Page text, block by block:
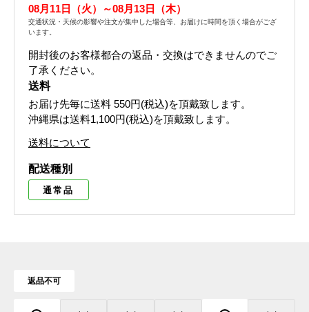
08月11日（火）～08月13日（木）
交通状況・天候の影響や注文が集中した場合等、お届けに時間を頂く場合がござ
います。
開封後のお客様都合の返品・交換はできませんのでご
了承ください。
送料
お届け先毎に送料 550円(税込)を頂戴致します。
沖縄県は送料1,100円(税込)を頂戴致します。
送料について
配送種別
通常品
返品不可